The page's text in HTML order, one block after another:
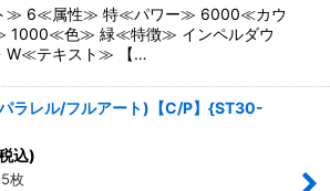
≫ 6≪属性≫ 特≪パワー≫ 6000≪カウ
1000≪色≫ 緑≪特徴≫ インペルダウ
W≪テキスト≫ 【…
ラレル/フルアート)【C/P】{ST30-
込)
枚